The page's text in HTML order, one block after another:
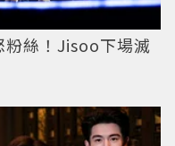
粉絲！Jisoo下場滅